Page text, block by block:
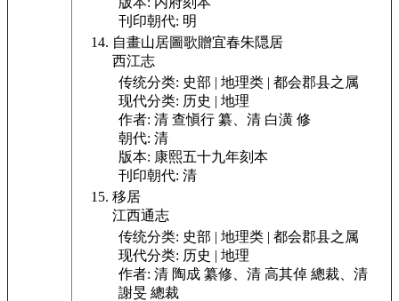
刊印朝代: 明
自畫山居圖歌贈宜春朱隠居
西江志
传统分类: 史部 | 地理类 | 都会郡县之属
现代分类: 历史 | 地理
作者: 清 查愼行 纂、清 白潢 修
朝代: 清
版本: 康熙五十九年刻本
刊印朝代: 清
移居
江西通志
传统分类: 史部 | 地理类 | 都会郡县之属
现代分类: 历史 | 地理
作者: 清 陶成 纂修、清 高其倬 總裁、清
謝旻 總裁